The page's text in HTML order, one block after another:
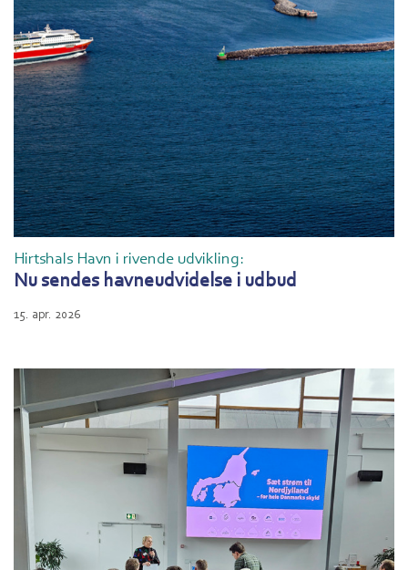
Hirtshals Havn i rivende udvikling:
Nu sendes havneudvidelse i udbud
15. apr. 2026